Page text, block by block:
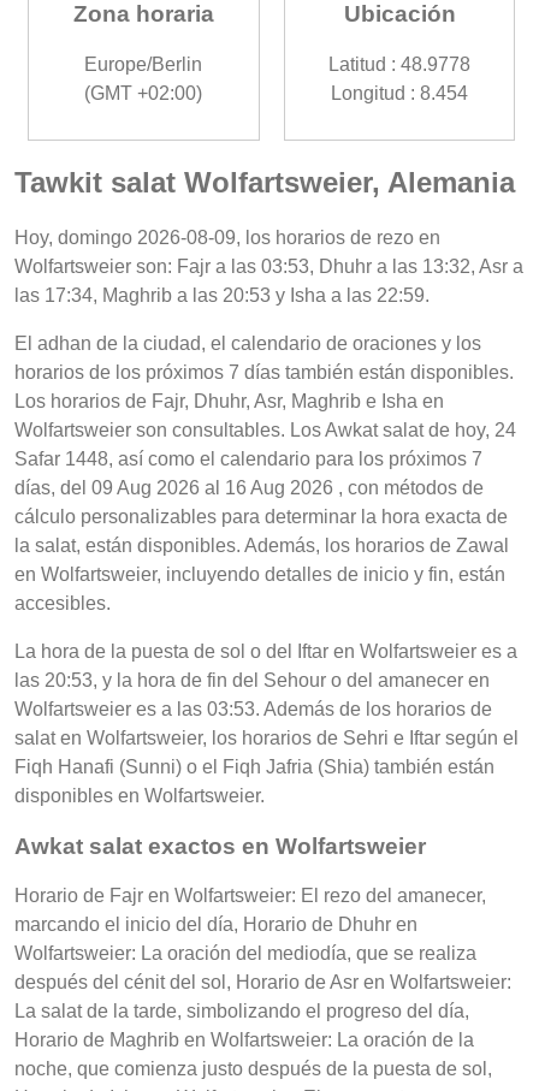
Zona horaria
Europe/Berlin
(GMT +02:00)
Ubicación
Latitud : 48.9778
Longitud : 8.454
Tawkit salat Wolfartsweier, Alemania
Hoy, domingo 2026-08-09, los horarios de rezo en
Wolfartsweier son: Fajr a las 03:53, Dhuhr a las 13:32, Asr a
las 17:34, Maghrib a las 20:53 y Isha a las 22:59.
El adhan de la ciudad, el calendario de oraciones y los
horarios de los próximos 7 días también están disponibles.
Los horarios de Fajr, Dhuhr, Asr, Maghrib e Isha en
Wolfartsweier son consultables. Los Awkat salat de hoy, 24
Safar 1448, así como el calendario para los próximos 7
días, del 09 Aug 2026 al 16 Aug 2026 , con métodos de
cálculo personalizables para determinar la hora exacta de
la salat, están disponibles. Además, los horarios de Zawal
en Wolfartsweier, incluyendo detalles de inicio y fin, están
accesibles.
La hora de la puesta de sol o del Iftar en Wolfartsweier es a
las 20:53, y la hora de fin del Sehour o del amanecer en
Wolfartsweier es a las 03:53. Además de los horarios de
salat en Wolfartsweier, los horarios de Sehri e Iftar según el
Fiqh Hanafi (Sunni) o el Fiqh Jafria (Shia) también están
disponibles en Wolfartsweier.
Awkat salat exactos en Wolfartsweier
Horario de Fajr en Wolfartsweier: El rezo del amanecer,
marcando el inicio del día, Horario de Dhuhr en
Wolfartsweier: La oración del mediodía, que se realiza
después del cénit del sol, Horario de Asr en Wolfartsweier:
La salat de la tarde, simbolizando el progreso del día,
Horario de Maghrib en Wolfartsweier: La oración de la
noche, que comienza justo después de la puesta de sol,